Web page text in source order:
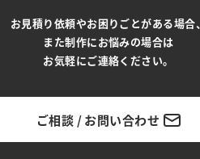
お見積り依頼やお困りごとがある場合、
また制作にお悩みの場合は
お気軽にご連絡ください。
ご相談 / お問い合わせ